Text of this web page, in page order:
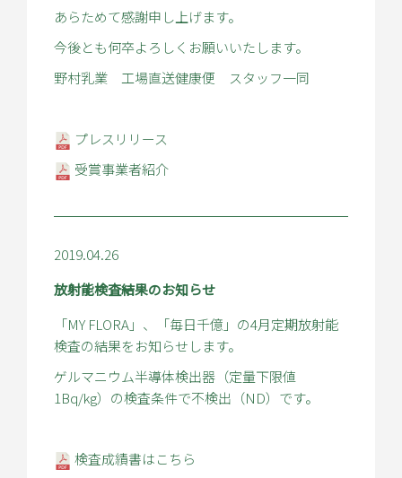
あらためて感謝申し上げます。
今後とも何卒よろしくお願いいたします。
野村乳業 工場直送健康便 スタッフ一同
プレスリリース
受賞事業者紹介
2019.04.26
放射能検査結果のお知らせ
「MY FLORA」、「毎日千億」の4月定期放射能
検査の結果をお知らせします。
ゲルマニウム半導体検出器（定量下限値
1Bq/kg）の検査条件で不検出（ND）です。
検査成績書はこちら